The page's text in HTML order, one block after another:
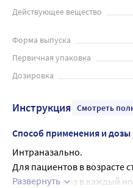
Действующее вещество
Форма выпуска
Первичная упаковка
Дозировка
Инструкция Смотреть
Способ применения и дозы
Интраназально.
Для пациентов в возрасте
впрыскиванию в каждый
Развернуть